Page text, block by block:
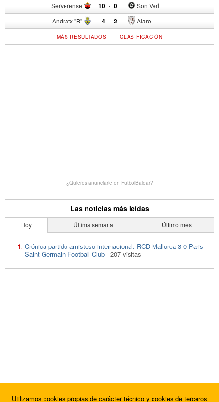
Serverense 10 - Son VerÍ
0
Andratx "B" 4 - Alaro
2
MÁS RESULTADOS -CLASIFICACIÓN
¿Quieres anunciarte en FutbolBalear?
Las noticias más leídas
Hoy Última semana Último mes
Crónica partido amistoso internacional: RCD Mallorca 3-0 Paris
Saint-Germain Football Club - 207 visitas
Utilizamos cookies propias de carácter técnico y cookies de terceros